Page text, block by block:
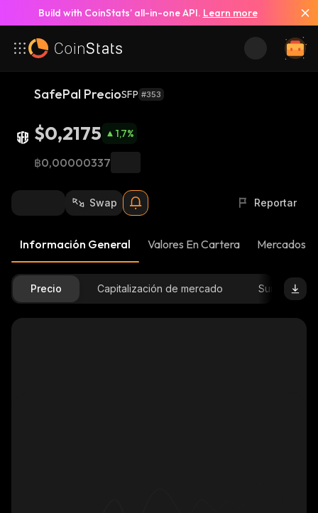
Build with CoinStats’ all-in-one API. Learn more
SafePal PrecioSFP #353
$0,2175 1,7%
฿0,00000337
Swap Reportar
Información General Valores En Cartera Mercados
Precio Capitalización de mercado Suministro